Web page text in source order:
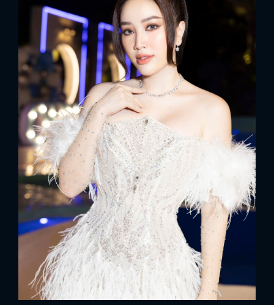
x
ĐĂNG NHẬP